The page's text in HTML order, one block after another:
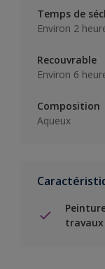
Temps de
Environ 2
Recouvrable
Environ 6
Composition
Aqueux